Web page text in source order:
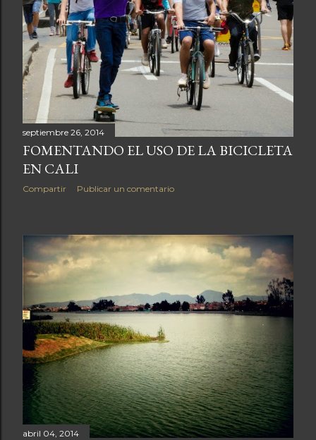
septiembre 26, 2014
FOMENTANDO EL USO DE LA BICICLETA
EN CALI
Compartir Publicar un comentario
abril 04, 2014